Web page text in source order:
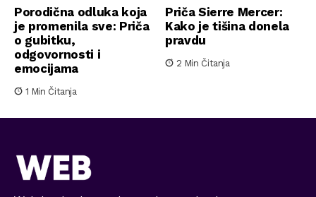
Porodična odluka koja
je promenila sve: Priča
o gubitku,
odgovornosti i
emocijama
1 Min Čitanja
Priča Sierre Mercer:
Kako je tišina donela
pravdu
2 Min Čitanja